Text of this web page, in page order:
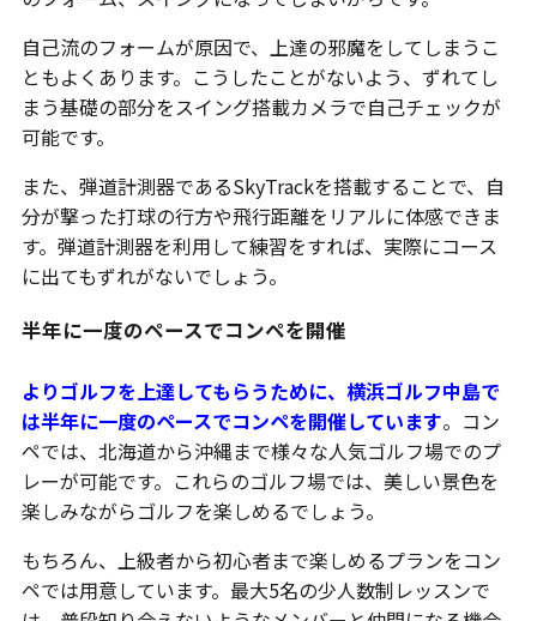
自己流のフォームが原因で、上達の邪魔をしてしまうこ
ともよくあります。こうしたことがないよう、ずれてし
まう基礎の部分をスイング搭載カメラで自己チェックが
可能です。
また、弾道計測器であるSkyTrackを搭載することで、自
分が撃った打球の行方や飛行距離をリアルに体感できま
す。弾道計測器を利用して練習をすれば、実際にコース
に出てもずれがないでしょう。
半年に一度のペースでコンペを開催
よりゴルフを上達してもらうために、横浜ゴルフ中島で
は半年に一度のペースでコンペを開催しています。コン
ペでは、北海道から沖縄まで様々な人気ゴルフ場でのプ
レーが可能です。これらのゴルフ場では、美しい景色を
楽しみながらゴルフを楽しめるでしょう。
もちろん、上級者から初心者まで楽しめるプランをコン
ペでは用意しています。最大5名の少人数制レッスンで